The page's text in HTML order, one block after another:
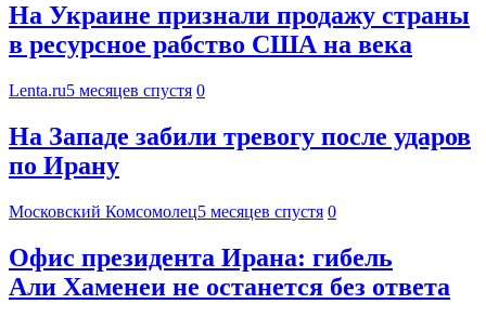
На Украине признали продажу страны
в ресурсное рабство США на века
Lenta.ru5 месяцев спустя 0
На Западе забили тревогу после ударов
по Ирану
Московский Комсомолец5 месяцев спустя 0
Офис президента Ирана: гибель
Али Хаменеи не останется без ответа